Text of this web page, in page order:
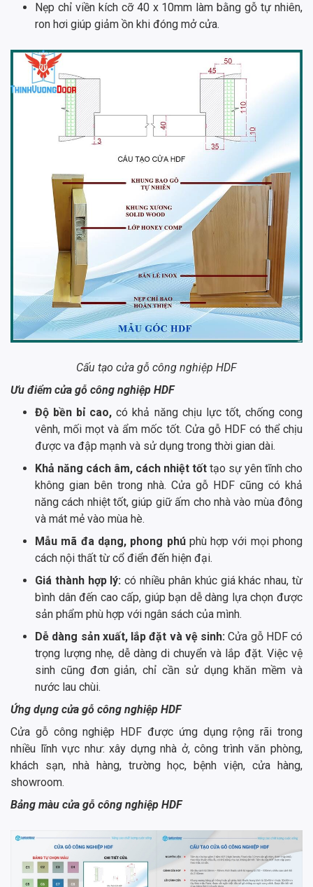
Nẹp chỉ viền kích cỡ 40 x 10mm làm bằng gỗ tự nhiên,
ron hơi giúp giảm ồn khi đóng mở cửa.
Cấu tạo cửa gỗ công nghiệp HDF
Ưu điểm cửa gỗ công nghiệp HDF
Độ bền bỉ cao,có khả năng chịu lực tốt, chống cong
vênh, mối mọt và ẩm mốc tốt. Cửa gỗ HDF có thể chịu
được va đập mạnh và sử dụng trong thời gian dài.
Khả năng cách âm, cách nhiệt tốt tạo sự yên tĩnh cho
không gian bên trong nhà. Cửa gỗ HDF cũng có khả
năng cách nhiệt tốt, giúp giữ ấm cho nhà vào mùa đông
và mát mẻ vào mùa hè.
Mẫu mã đa dạng, phong phúphù hợp với mọi phong
cách nội thất từ cổ điển đến hiện đại.
Giá thành hợp lý: có nhiều phân khúc giá khác nhau, từ
bình dân đến cao cấp, giúp bạn dễ dàng lựa chọn được
sản phẩm phù hợp với ngân sách của mình.
Dễ dàng sản xuất, lắp đặt và vệ sinh: Cửa gỗ HDF có
trọng lượng nhẹ, dễ dàng di chuyển và lắp đặt. Việc vệ
sinh cũng đơn giản, chỉ cần sử dụng khăn mềm và
nước lau chùi.
Ứng dụng cửa gỗ công nghiệp HDF
Cửa gỗ công nghiệp HDF được ứng dụng rộng rãi trong
nhiều lĩnh vực như: xây dựng nhà ở, công trình văn phòng,
khách sạn, nhà hàng, trường học, bệnh viện, cửa hàng,
showroom.
Bảng màu cửa gỗ công nghiệp HDF